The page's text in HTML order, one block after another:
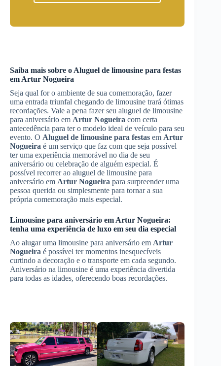
Saiba mais sobre o Aluguel de limousine para festas
em Artur Nogueira
Seja qual for o ambiente de sua comemoração, fazer
uma entrada triunfal chegando de limousine trará ótimas
recordações. Vale a pena fazer seu aluguel de limousine
para aniversário em Artur Nogueira com certa
antecedência para ter o modelo ideal de veículo para seu
evento. O Aluguel de limousine para festas em Artur
Nogueira é um serviço que faz com que seja possível
ter uma experiência memorável no dia de seu
aniversário ou celebração de alguém especial. É
possível recorrer ao aluguel de limousine para
aniversário em Artur Nogueira para surpreender uma
pessoa querida ou simplesmente para tornar a sua
própria comemoração mais especial.
Limousine para aniversário em Artur Nogueira:
tenha uma experiência de luxo em seu dia especial
Ao alugar uma limousine para aniversário em Artur
Nogueira é possível ter momentos inesquecíveis
curtindo a decoração e o transporte em cada segundo.
Aniversário na limousine é uma experiência divertida
para todas as idades, oferecendo boas recordações.